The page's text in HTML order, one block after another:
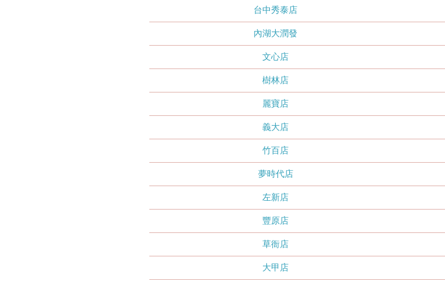
台中秀泰店
內湖大潤發
文心店
樹林店
麗寶店
義大店
竹百店
夢時代店
左新店
豐原店
草衙店
大甲店